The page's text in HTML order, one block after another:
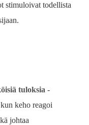
stimuloivat todellista
tuloksia -
keho reagoi
johtaa